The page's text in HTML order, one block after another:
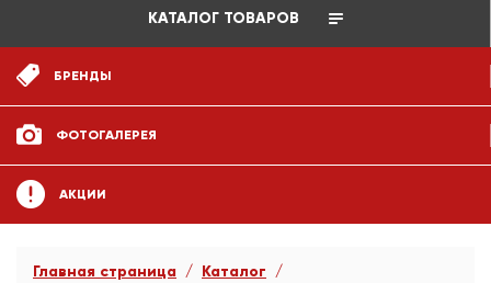
КАТАЛОГ ТОВАРОВ
БРЕНДЫ
ФОТОГАЛЕРЕЯ
АКЦИИ
Главная страница
Каталог